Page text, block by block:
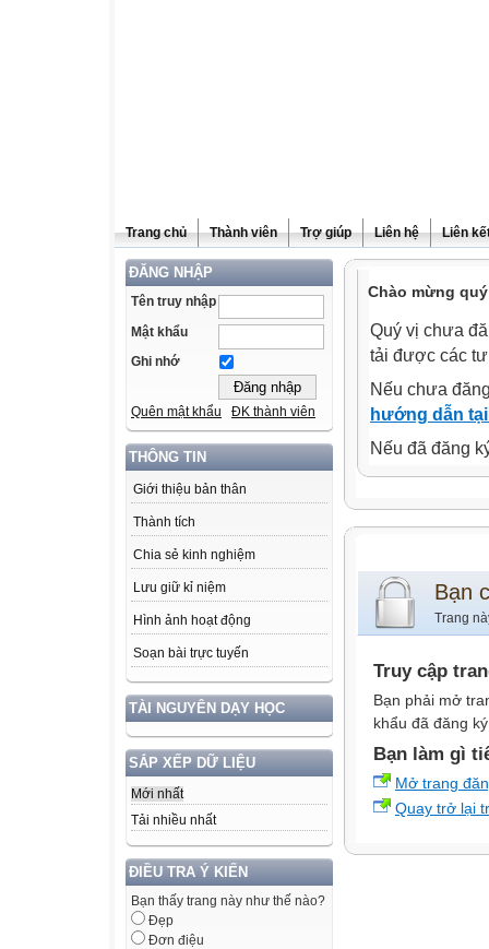
Trang chủ Thành viên Trợ giúp Liên hệ Liên
ĐĂNG NHẬP
Tên truy nhập
Mật khẩu
Ghi nhớ
Quên mật khẩu ĐK thành viên
THÔNG TIN
Giới thiệu bản thân
Thành tích
Chia sẻ kinh nghiệm
Lưu giữ kỉ niệm
Hình ảnh hoạt động
Soạn bài trực tuyến
TÀI NGUYÊN DẠY HỌC
SẮP XẾP DỮ LIỆU
Mới nhất
Tải nhiều nhất
ĐIỀU TRA Ý KIẾN
Bạn thấy trang này như thế nào?
Đẹp
Đơn điệu
Chào mừng
Quý vị chưa
tải được các
Nếu chưa
hướng dẫn
Nếu đã đăng
Bạn
Trang
Truy cập
Bạn phải mở
khẩu đã đăng
Bạn làm gì
Mở trang
Quay trở lại